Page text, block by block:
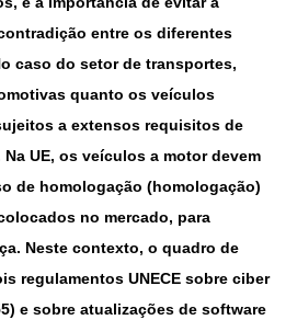
entre os diferentes
caso do setor de transportes,
quanto os veículos
a extensos requisitos de
UE, os veículos a motor devem
de homologação (homologação)
no mercado, para
Neste contexto, o quadro de
regulamentos UNECE sobre ciber
e sobre atualizações de software